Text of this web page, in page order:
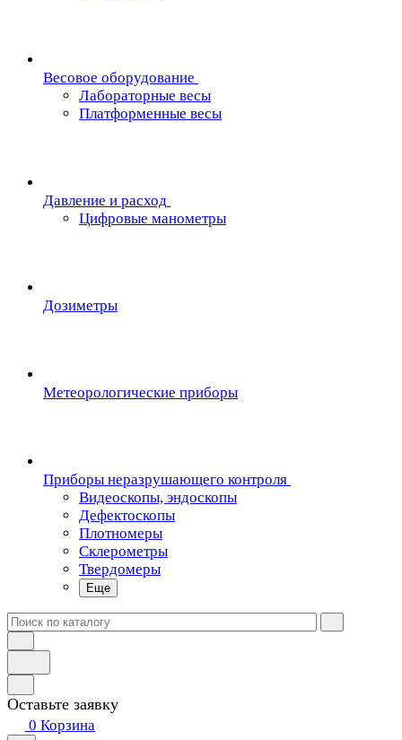
Весовое оборудование
Лабораторные весы
Платформенные весы
Давление и расход
Цифровые манометры
Дозиметры
Метеорологические приборы
Приборы неразрушающего контроля
Видеоскопы, эндоскопы
Дефектоскопы
Плотномеры
Склерометры
Твердомеры
Еще
Оставьте заявку
0 Корзина